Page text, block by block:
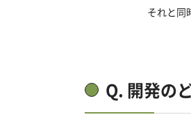
それと同
Q. 開発の